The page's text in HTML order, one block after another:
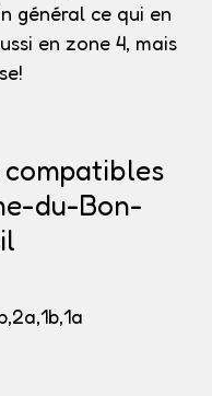
général ce qui en
en zone 4, mais
du-Bon-